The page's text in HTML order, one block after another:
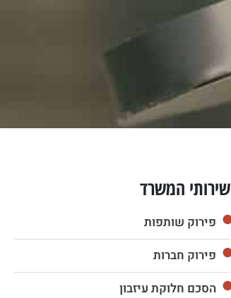
שירותי המשרד
פירוק שותפות
פירוק חברות
הסכם חלוקת עיזבון